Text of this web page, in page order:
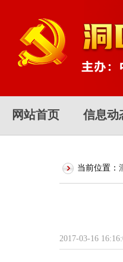
网站首页 信息动
当前位置：
2017-03-16